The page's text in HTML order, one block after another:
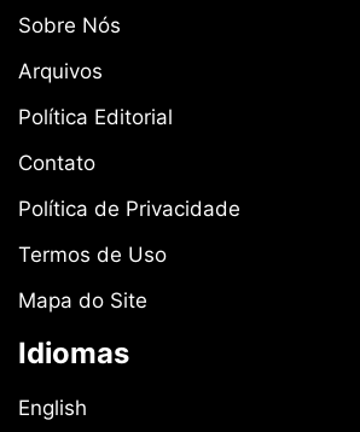
Sobre Nós
Arquivos
Política Editorial
Contato
Política de Privacidade
Termos de Uso
Mapa do Site
Idiomas
English